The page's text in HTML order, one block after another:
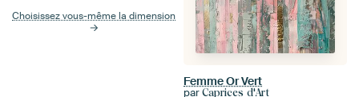
Choisissez vous-même la dimension
Femme Or Vert
par Caprices d'Art